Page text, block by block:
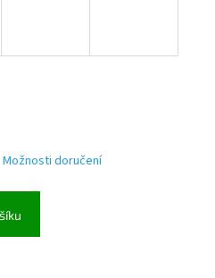
Možnosti doručení